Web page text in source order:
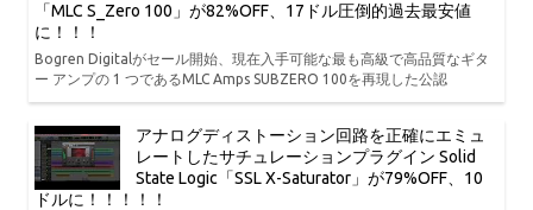
「MLC S_Zero 100」が82%OFF、17ドル圧倒的過去最安値
に！！！
Bogren Digitalがセール開始、現在入手可能な最も高級で高品質なギタ
ー アンプの 1 つであるMLC Amps SUBZERO 100を再現した公認
アナログディストーション回路を正確にエミュ
レートしたサチュレーションプラグイン Solid
State Logic「SSL X-Saturator」が79%OFF、10
ドルに！！！！！